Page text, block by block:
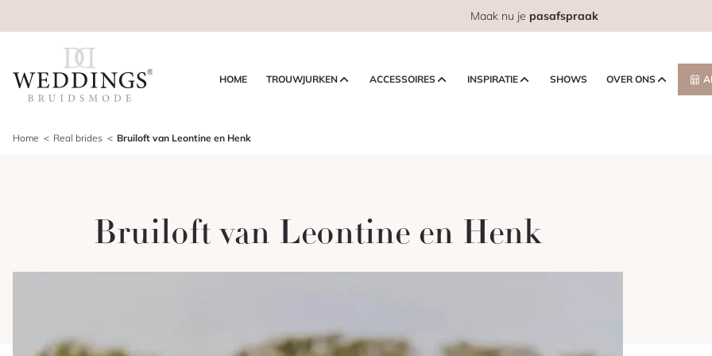
Maak nu je pasafspraak
HOME TROUWJURKEN ACCESSOIRES INSPIRATIE SHOWS OVER ONS
Home Real brides Bruiloft van Leontine en Henk
Bruiloft van Leontine en Henk